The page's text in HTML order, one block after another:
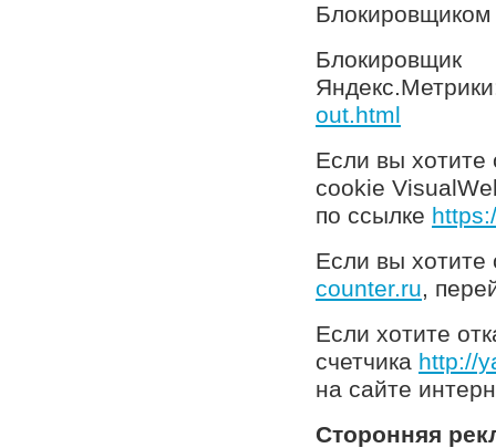
Блокировщик
out.html
Если вы хотите
cookie
по ссылке
Если вы хотите
counter.ru,
Если хотите
счетчика http://
на сайте
Сторонняя